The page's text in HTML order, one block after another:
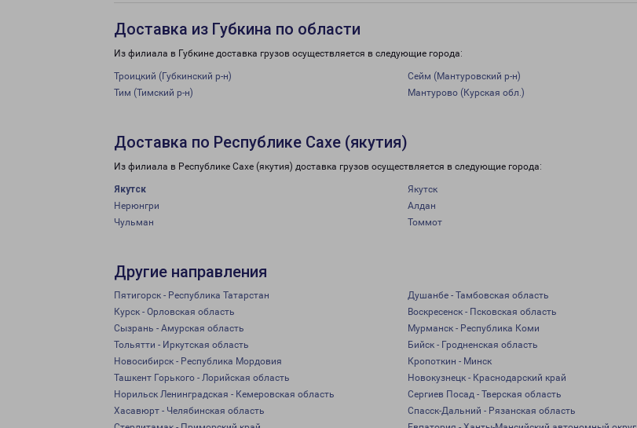
Доставка из Губкина по области
Из филиала в Губкине доставка грузов осуществляется в следующие города:
Троицкий (Губкинский р-н) Сейм (Мантуровский р-н)
Тим (Тимский р-н)
Мантурово (Курская обл.)
Доставка по Республике Сахе (якутия)
Из филиала в Республике Сахе (якутия) доставка грузов осуществляется в следующие города:
Якутск Якутск
Нерюнгри
Алдан
Чульман
Томмот
Другие направления
Пятигорск - Республика Татарстан Душанбе - Тамбовская область
Курск - Орловская область
Воскресенск - Псковская область
Сызрань - Амурская область
Мурманск - Республика Коми
Тольятти - Иркутская область
Бийск - Гродненская область
Новосибирск - Республика Мордовия
Кропоткин - Минск
Ташкент Горького - Лорийская область
Новокузнецк - Краснодарский край
Норильск Ленинградская - Кемеровская область
Сергиев Посад - Тверская область
Хасавюрт - Челябинская область
Спасск-Дальний - Рязанская область